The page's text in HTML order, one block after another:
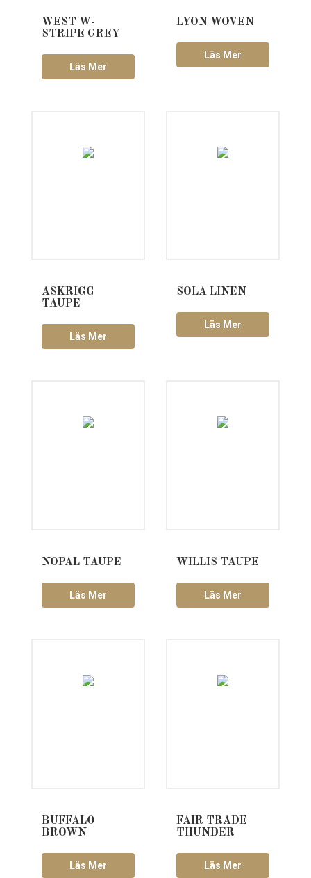
WEST W-
STRIPE GREY
Läs Mer
LYON WOVEN
Läs Mer
ASKRIGG
TAUPE
Läs Mer
SOLA LINEN
Läs Mer
NOPAL TAUPE
Läs Mer
WILLIS TAUPE
Läs Mer
BUFFALO
BROWN
Läs Mer
FAIR TRADE
THUNDER
Läs Mer